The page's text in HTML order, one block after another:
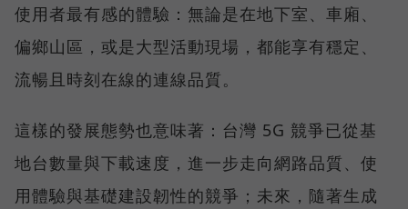
使用者最有感的體驗：無論是在地下室、車廂、
偏鄉山區，或是大型活動現場，都能享有穩定、
流暢且時刻在線的連線品質。
這樣的發展態勢也意味著：台灣 5G 競爭已從基
地台數量與下載速度，進一步走向網路品質、使
用體驗與基礎建設韌性的競爭；未來，隨著生成